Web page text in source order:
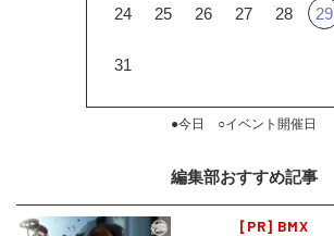
24 25 26 27 28 29
31
●今日 ○イベント開催日
編集部おすすめ記事
[PR] BMX